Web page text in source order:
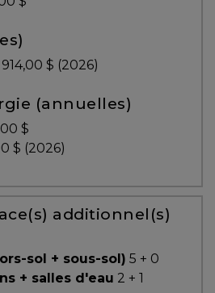
$ (2026)
(annuelles)
$
$ (2026)
additionnel(s)
sol + sous-sol) 5 + 0
+ salles d'eau 2 + 1